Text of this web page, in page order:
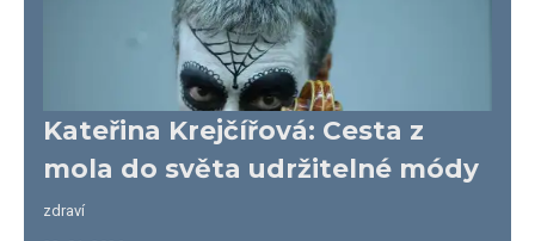
Kateřina Krejčířová: Cesta z
mola do světa udržitelné módy
zdraví